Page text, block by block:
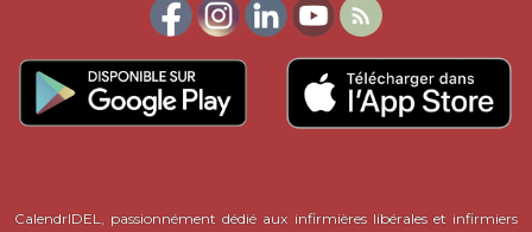

CalendrIDEL, passionnément dédié aux infirmières libérales et infirmiers